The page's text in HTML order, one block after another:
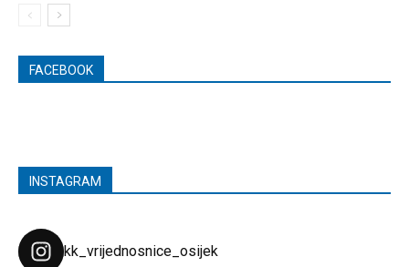
FACEBOOK
INSTAGRAM
kk_vrijednosnice_osijek